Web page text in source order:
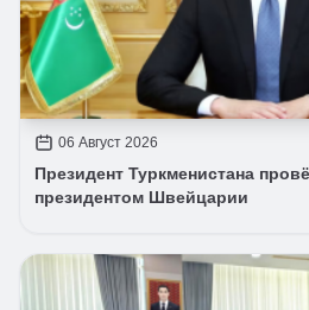
06 Август 2026
Президент Туркменистана
президентом Швейцарии